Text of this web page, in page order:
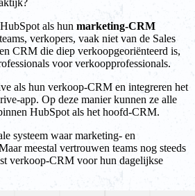
als hun marketing-CRM
verkopers, vaak niet van de Sales
CRM die diep verkoopgeoriënteerd is,
voor verkoopprofessionals.
als hun verkoop-CRM en integreren het
app. Op deze manier kunnen ze alle
HubSpot als het hoofd-CRM.
systeem waar marketing- en
meestal vertrouwen teams nog steeds
verkoop-CRM voor hun dagelijkse